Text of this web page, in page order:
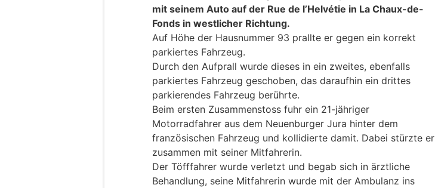
mit seinem Auto auf der Rue de l’Helvétie in La Chaux-de-
Fonds in westlicher Richtung.
Auf Höhe der Hausnummer 93 prallte er gegen ein korrekt
parkiertes Fahrzeug.
Durch den Aufprall wurde dieses in ein zweites, ebenfalls
parkiertes Fahrzeug geschoben, das daraufhin ein drittes
parkierendes Fahrzeug berührte.
Beim ersten Zusammenstoss fuhr ein 21-jähriger
Motorradfahrer aus dem Neuenburger Jura hinter dem
französischen Fahrzeug und kollidierte damit. Dabei stürzte er
zusammen mit seiner Mitfahrerin.
Der Töfffahrer wurde verletzt und begab sich in ärztliche
Behandlung, seine Mitfahrerin wurde mit der Ambulanz ins